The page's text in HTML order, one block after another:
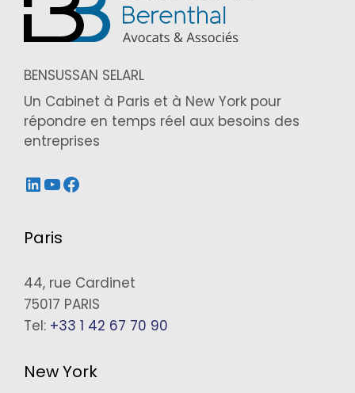
BENSUSSAN SELARL
Un Cabinet à Paris et à New York pour
répondre en temps réel aux besoins des
entreprises
LinkedIn
YouTube
Facebook
Paris
44, rue Cardinet
75017 PARIS
Tel: +33 1 42 67 70 90
New York